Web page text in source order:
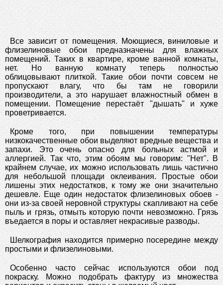
Все зависит от помещения. Моющиеся, виниловые и
флизелиновые обои предназначены для влажных
помещений. Таких в квартире, кроме ванной комнаты,
нет. Но ванную комнату теперь полностью
облицовывают плиткой. Такие обои почти совсем не
пропускают влагу, что бы там не говорили
производители, а это нарушает влажностный обмен в
помещении. Помещение перестаёт "дышать" и хуже
проветривается.
Кроме того, при повышении температуры
низкокачественные обои выделяют вредные вещества и
запахи. Это очень опасно для больных астмой и
аллергией. Так что, этим обоям мы говорим: "Нет". В
крайнем случае, их можно использовать лишь частично
для небольшой площади оклеивания. Простые обои
лишены этих недостатков, к тому же они значительно
дешевле. Еще один недостаток флизелиновых обоев -
они из-за своей неровной структуры скапливают на себе
пыль и грязь, отмыть которую почти невозможно. Грязь
въедается в поры и оставляет некрасивые разводы.
Шелкография находится примерно посередине между
простыми и флизелиновыми.
Особенно часто сейчас используются обои под
покраску. Можно подобрать фактуру из множества